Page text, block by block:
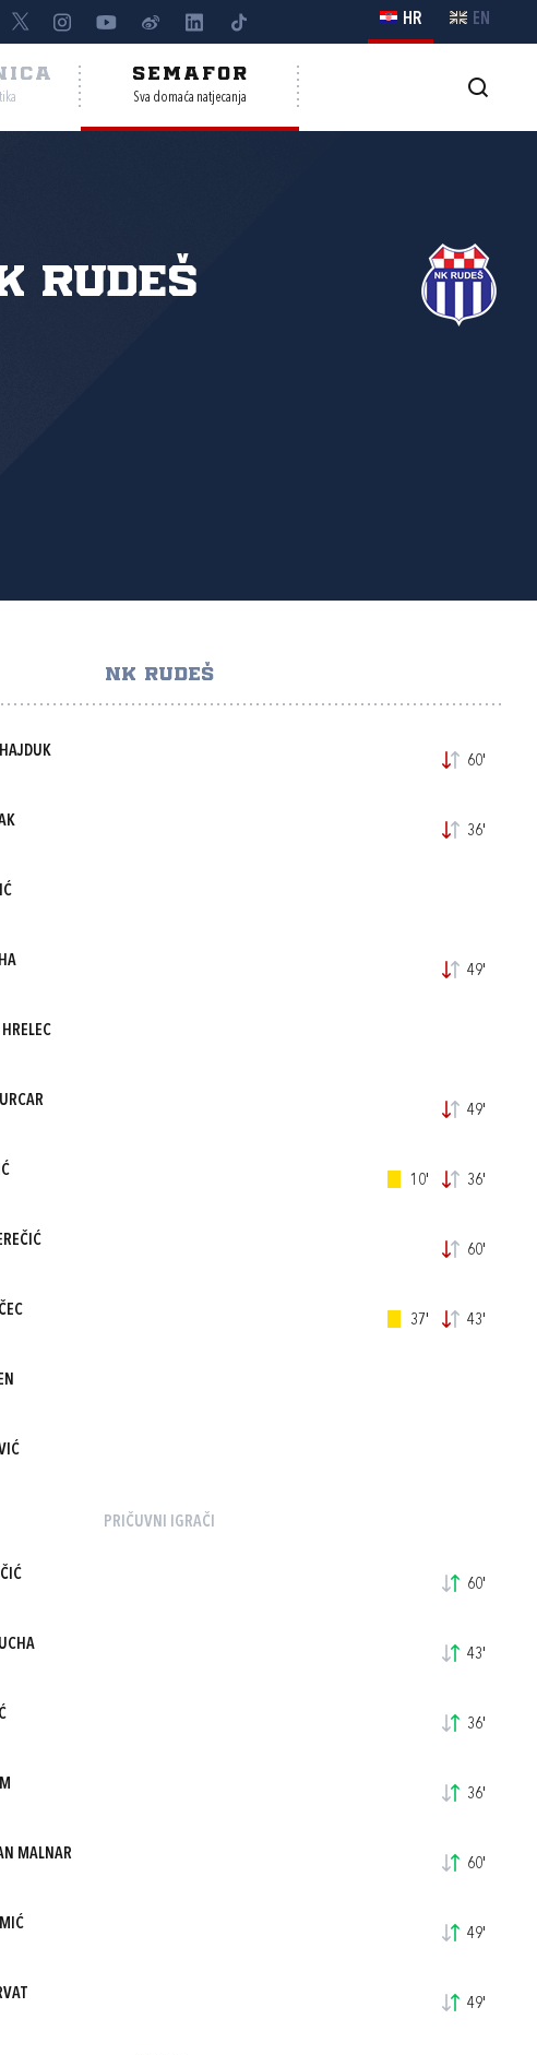
HR EN
SEMAFOR
Sva domaća natjecanja
Rudeš
NK RUDEŠ
60'
36'
49'
49'
10' 36'
60'
37' 43'
PRIČUVNI IGRAČI
60'
43'
36'
36'
MALNAR
60'
49'
49'